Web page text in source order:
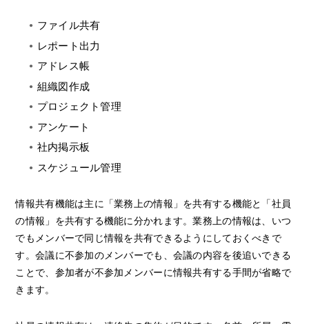
ファイル共有
レポート出力
アドレス帳
組織図作成
プロジェクト管理
アンケート
社内掲示板
スケジュール管理
情報共有機能は主に「業務上の情報」を共有する機能と「社員
の情報」を共有する機能に分かれます。業務上の情報は、いつ
でもメンバーで同じ情報を共有できるようにしておくべきで
す。会議に不参加のメンバーでも、会議の内容を後追いできる
ことで、参加者が不参加メンバーに情報共有する手間が省略で
きます。